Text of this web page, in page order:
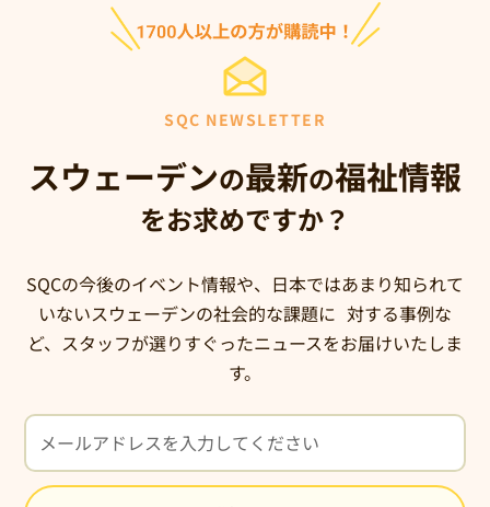
SQC NEWSLETTER
スウェーデンの最新の福祉情報
をお求めですか？
SQCの今後のイベント情報や、日本ではあまり知られて
いないスウェーデンの社会的な課題に 対する事例な
ど、スタッフが選りすぐったニュースをお届けいたしま
す。